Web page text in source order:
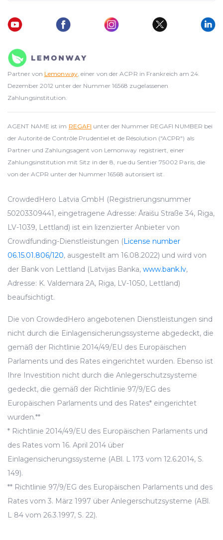
Partner von Lemonway, einer von der ACPR in Frankreich am 24.
Dezember 2012 unter der Nummer 16568 zugelassenen
Zahlungsinstitution.
AGENT NAME ist im REGAFI unter der Nummer REGAFI NUMBER bei
der Autorité de Contrôle Prudentiel et de Résolution ("ACPR") als
Partner und Zahlungsagent von Lemonway registriert, einer
Zahlungsinstitution mit Sitz in der 8, rue du Sentier 75002 Paris, die
von der ACPR unter der Nummer 16568 autorisiert ist.
CrowdedHero Latvia GmbH (Registrierungsnummer
50203309441, eingetragene Adresse: Āraišu Straße 34, Riga,
LV-1039, Lettland) ist ein lizenzierter Anbieter von
Crowdfunding-Dienstleistungen (License number
06.15.01.806/120, ausgestellt am 16.08.2022) und wird von
der Bank von Lettland (Latvijas Banka, www.bank.lv,
Adresse: K. Valdemara 2A, Riga, LV-1050, Lettland)
beaufsichtigt.
Die von CrowdedHero angebotenen Dienstleistungen sind
nicht durch die Einlagensicherungssysteme abgedeckt, die
gemäß der Richtlinie 2014/49/EU des Europäischen
Parlaments und des Rates eingerichtet wurden. Ebenso ist
Ihre Investition nicht durch die Anlegerschutzsysteme
gedeckt, die gemäß der Richtlinie 97/9/EG des
Europäischen Parlaments und des Rates* eingerichtet
wurden.**
* Richtlinie 2014/49/EU des Europäischen Parlaments und
des Rates vom 16. April 2014 über
Einlagensicherungssysteme (ABl. L 173 vom 12.6.2014, S.
149).
** Richtlinie 97/9/EG des Europäischen Parlaments und des
Rates vom 3. März 1997 über Anlegerschutzsysteme (ABl.
L 84 vom 26.3.1997, S. 22).